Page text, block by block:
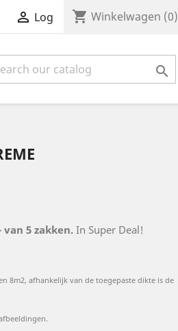
 Log shopping_cart Winkelwagen (0)

van 5 zakken. In Super Deal!
8m2, afhankelijk van de toegepaste dikte is de